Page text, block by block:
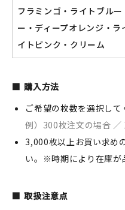
フラミンゴ・ライトブル
ー・ディープオレンジ・
イトピンク・クリーム
購入方法
ご希望の枚数を選択して
例）300枚注文の場合
3,000枚以上お買い求め
い。※時期により在庫が
取扱注意点